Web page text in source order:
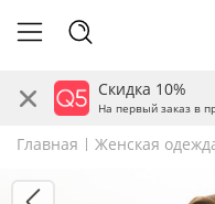
Скидка 10%
На первый заказ в
Главная Женская